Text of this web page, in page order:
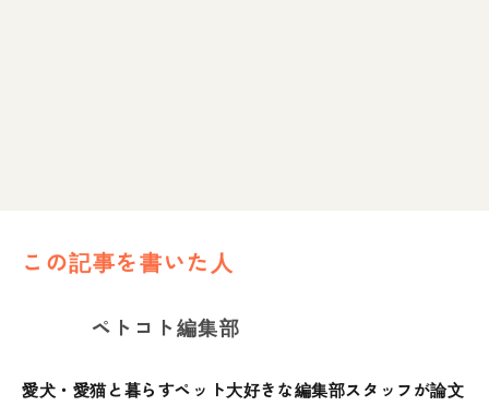
この記事を書いた人
ペトコト編集部
愛犬・愛猫と暮らすペット大好きな編集部スタッフが論文